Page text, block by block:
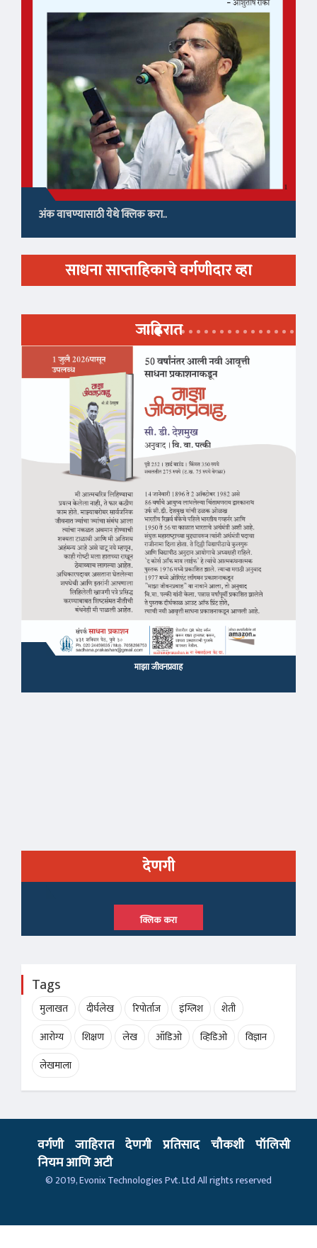
अंक वाचण्यासाठी येथे क्लिक करा..
साधना साप्ताहिकाचे वर्गणीदार व्हा
जाहिरात
माझा जीवनप्रवाह
देणगी
क्लिक करा
Tags
मुलाखत दीर्घलेख रिपोर्ताज इंग्लिश
शेती
आरोग्य
शिक्षण लेख ऑडिओ व्हिडिओ
विज्ञान
लेखमाला
वर्गणी जाहिरात देणगी प्रतिसाद चौकशी पॉलिसी
नियम आणि अटी
© 2019,Evonix Technologies Pvt. LtdAll rights reserved